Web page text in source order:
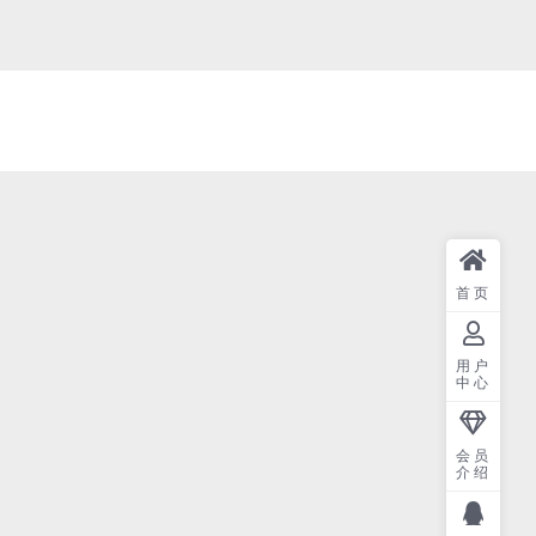
首页
用户
中心
会员
介绍